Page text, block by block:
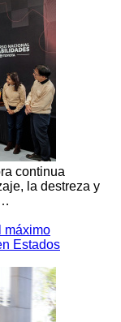
continua
la destreza y
máximo
Estados